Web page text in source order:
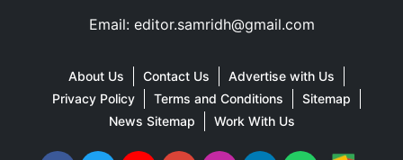
Email: editor.samridh@gmail.com
About Us Contact Us
Advertise with Us
Privacy Policy
Terms and Conditions
Sitemap
News Sitemap
Work With Us